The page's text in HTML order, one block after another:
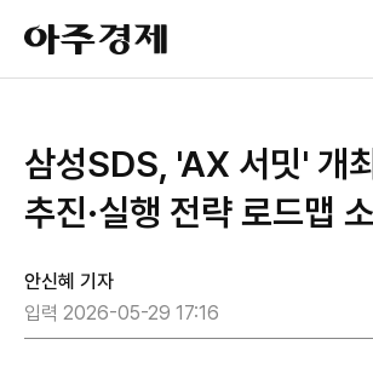
아
주
경
삼성SDS, 'AX 서밋' 개
추진·실행 전략 로드맵
안신혜 기자
입력 2026-05-29 17:16